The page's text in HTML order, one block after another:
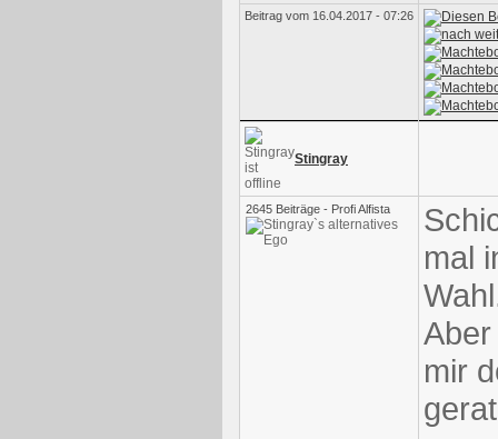
Beitrag vom 16.04.2017 - 07:26
Stingray
2645 Beiträge - Profi Alfista
mal
mir